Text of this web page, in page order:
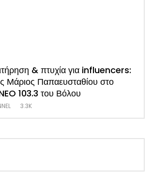
& πτυχία για influencers:
Μάριος Παπαευσταθίου στο
103.3 του Βόλου
3.3K